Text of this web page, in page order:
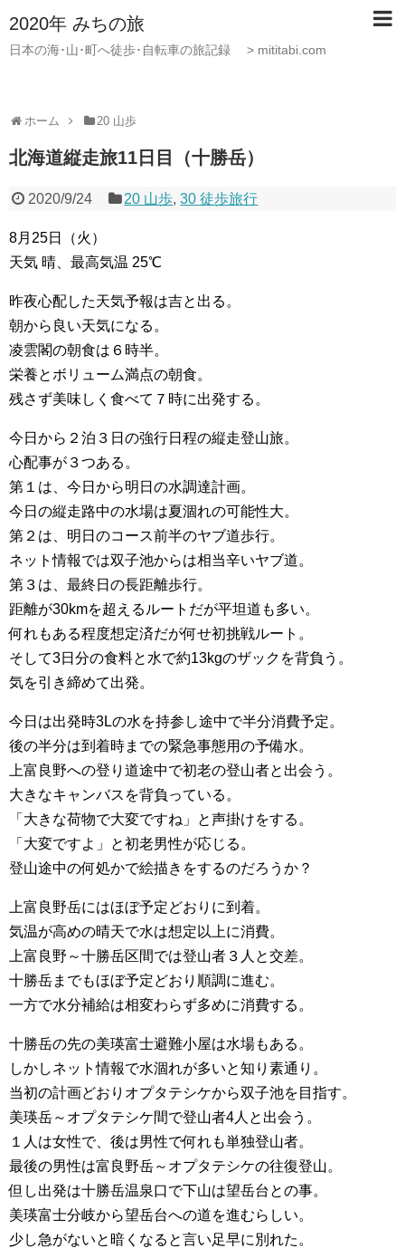
2020年 みちの旅
日本の海･山･町へ徒歩･自転車の旅記録 > mititabi.com
ホーム 20 山歩
北海道縦走旅11日目（十勝岳）
2020/9/24 20 山歩,30 徒歩旅行
8月25日（火）
天気 晴、最高気温 25℃
昨夜心配した天気予報は吉と出る。
朝から良い天気になる。
凌雲閣の朝食は６時半。
栄養とボリューム満点の朝食。
残さず美味しく食べて７時に出発する。
今日から２泊３日の強行日程の縦走登山旅。
心配事が３つある。
第１は、今日から明日の水調達計画。
今日の縦走路中の水場は夏涸れの可能性大。
第２は、明日のコース前半のヤブ道歩行。
ネット情報では双子池からは相当辛いヤブ道。
第３は、最終日の長距離歩行。
距離が30kmを超えるルートだが平坦道も多い。
何れもある程度想定済だが何せ初挑戦ルート。
そして3日分の食料と水で約13kgのザックを背負う。
気を引き締めて出発。
今日は出発時3Lの水を持参し途中で半分消費予定。
後の半分は到着時までの緊急事態用の予備水。
上富良野への登り道途中で初老の登山者と出会う。
大きなキャンバスを背負っている。
「大きな荷物で大変ですね」と声掛けをする。
「大変ですよ」と初老男性が応じる。
登山途中の何処かで絵描きをするのだろうか？
上富良野岳にはほぼ予定どおりに到着。
気温が高めの晴天で水は想定以上に消費。
上富良野～十勝岳区間では登山者３人と交差。
十勝岳までもほぼ予定どおり順調に進む。
一方で水分補給は相変わらず多めに消費する。
十勝岳の先の美瑛富士避難小屋は水場もある。
しかしネット情報で水涸れが多いと知り素通り。
当初の計画どおりオプタテシケから双子池を目指す。
美瑛岳～オプタテシケ間で登山者4人と出会う。
１人は女性で、後は男性で何れも単独登山者。
最後の男性は富良野岳～オプタテシケの往復登山。
但し出発は十勝岳温泉口で下山は望岳台との事。
美瑛富士分岐から望岳台への道を進むらしい。
少し急がないと暗くなると言い足早に別れた。